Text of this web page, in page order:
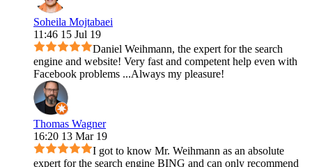
Soheila Mojtabaei
11:46 15 Jul 19
Daniel Weihmann, the expert for the search
engine and website! Very fast and competent help even with
Facebook problems ...Always my pleasure!
Thomas Wagner
16:20 13 Mar 19
I got to know Mr. Weihmann as an absolute
expert for the search engine BING and can only recommend